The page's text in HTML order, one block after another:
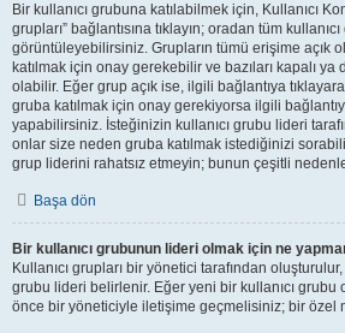
Bir kullanıcı grubuna katılabilmek için, Kullanıcı
grupları” bağlantısına tıklayın; oradan tüm kullanıcı
görüntüleyebilirsiniz. Grupların tümü erişime açık
katılmak için onay gerekebilir ve bazıları kapalı
olabilir. Eğer grup açık ise, ilgili bağlantıya
gruba katılmak için onay gerekiyorsa ilgili
yapabilirsiniz. İsteğinizin kullanıcı grubu lideri
onlar size neden gruba katılmak istediğinizi
grup liderini rahatsız etmeyin; bunun çeşitli
Başa dön
Bir kullanıcı grubunun lideri olmak için ne
Kullanıcı grupları bir yönetici tarafından
grubu lideri belirlenir. Eğer yeni bir kullanıcı grubu
önce bir yöneticiyle iletişime geçmelisiniz; bir özel